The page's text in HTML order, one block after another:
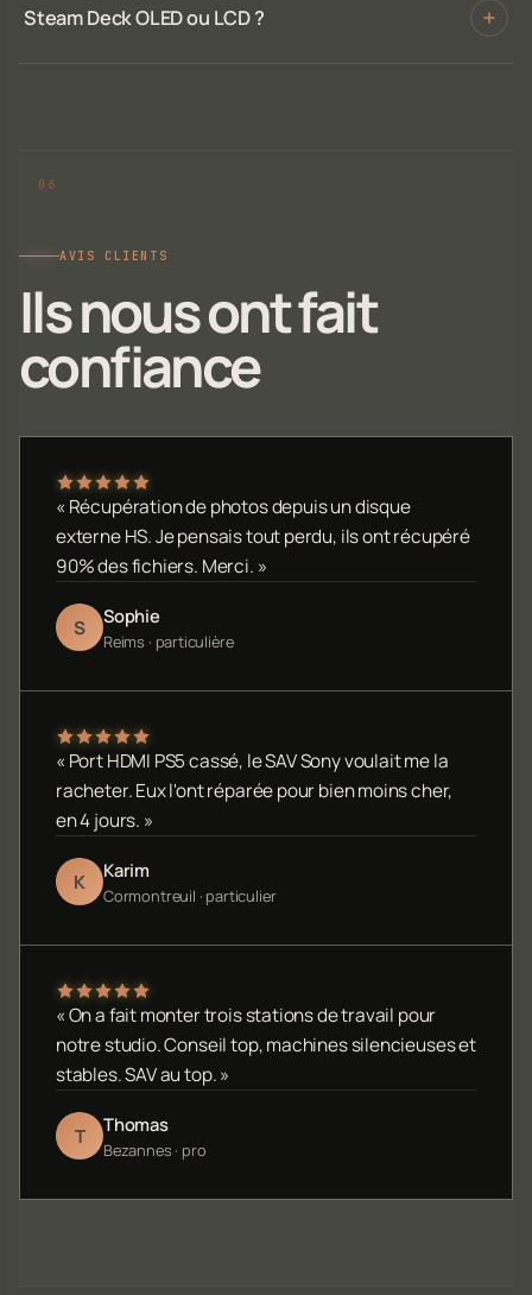
Steam Deck OLED ou LCD ?
AVIS CLIENTS
Ils nous ont fait
confiance
« Récupération de photos depuis un disque
externe HS. Je pensais tout perdu, ils ont récupéré
90% des fichiers. Merci. »
S Sophie
Reims · particulière
« Port HDMI PS5 cassé, le SAV Sony voulait me la
racheter. Eux l'ont réparée pour bien moins cher,
en 4 jours. »
K Karim
Cormontreuil · particulier
« On a fait monter trois stations de travail pour
notre studio. Conseil top, machines silencieuses et
stables. SAV au top. »
T Thomas
Bezannes · pro